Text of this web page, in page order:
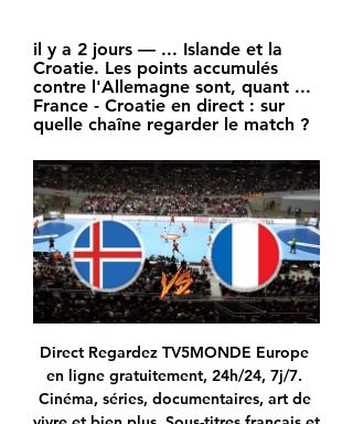
il y a 2 jours — ... Islande et la
Croatie. Les points accumulés
contre l'Allemagne sont, quant ...
France - Croatie en direct : sur
quelle chaîne regarder le match ?
Direct Regardez TV5MONDE Europe en ligne gratuitement, 24h/24, 7j/7. Cinéma, séries, documentaires, art de vivre et bien plus. Sous-titres français et anglais.

Monaco tenu en échec par le Stade de Reims à domicile Actualités Publié le 15 avril 2019 par Maahily Larcher L’AS Monaco et le Stade de Reims se sont quittés sur un score nul samedi soir au Stade louis II (32e journée de L1), malgré de nombreuses occasions monégasques.

Vous consultez actuellement la page : Okapi Aalstar - Spirou Charleroi Suivez le match Okapi Aalstar - Spirou Charleroi en direct (résumé, score et buts). Le résultat de ce match entre Okapi Aalstar et Spirou Charleroi est à suivre en live à partir de 15:30.

Liga Asobal - Suivez en live la rencontre de Handball opposant Liberbank Cantabria Sinfín et Fraikin BM. Granollers. Ce match se déroule le 21 septembre 2019 et débute à 18:00. Eurosport propose pour cette rencontre un suivi en direct permettant de connaître l'évolution du score et les actions

HandballTV, la plateforme vidéo de tous les handballs. Matchs en direct, reportages, magazines – Equipes de France, Championnats pro féminins et masculins – Abonnez-vous pour 4 euros par mois sans engagement.

Cabanes, bicoque, petites maisons… Autant d’endroits pour s’évader et respirer la sérénité Vivre dans une ville a ses avantages, mais même les citadins rêve de s’échapper dans une petite maison confortable à la campagne ou un chalet entouré de nature pour se revitaliser. Toutes …

Il pourrait s'agir du plus important réseau de piratage de plateforme de télévision payante en ligne au monde. Rien qu'en Italie, cinq millions d'utilisateurs en profitaient.

La TV en direct live avec Btv TF1, France 2, BFMTV, LCI, L'Equipe… Regardez toutes les chaînes TV en direct sur ordinateur, téléphone ou tablette grâce à B.tv.

Suivez le match Ducs d'Angers - Anglet en direct LIVE ! C'est Ducs d'Angers qui recoit Anglet pour ce match du vendredi 04 janvier 2019 (Resultat )

A propos de Rapaces de Gap Rapaces de Gap scores en direct (et la vidéo diffusion en direct streaming en ligne*), calendrier et résultats de tous les tournois de hockey sur glace auxquels Rapaces de Gap a participé. Rapaces de Gap jouera son prochain match le 01. …

En février 2004, la Serbie a demandé à accéder à l'OMC. Le 27 novembre 2007, à la 4ème réunion du Groupe de Travail a l'accession, les membres de l'OMC ont examiné le dossier de la Serbie et évalué les progrès réalisés dans les négociations bilatérales concernant l'accès aux marchés pour les …

Information importante. En poursuivant votre navigation sur le site, vous acceptez l'utilisation des cookies pour vous proposer notamment des publicités ciblées en fonction de vos centres d'intérêt, de réaliser des statistiques de visites et de vous permettre de partager des informations sur les réseaux sociaux.

Ici vous apprendrez les règles élémentaires des voyages en voiture, des informations sur les transports en commun, les liaisons avec le plus grand aéroport tchèque, mais aussi par exemple sur la réglementation de l’utilisation des drones au-dessus du territoire de la République tchèque.

Islande - France en direct - 2 décembre 2023 2 déc. 2023 — EurosportGratuit - Dans Google Play. Afficher. Menu. Regarder · SCORES EN DIRECT · Football · Tennis · Sports d'hiver; Tous les sports. Sports à ...

République du Congo - TV Publique Congo Planete tv est un site indépendant visant à rendre disponible à ses utilisateurs les dernières nouvelles, les fichiers multimédia, et autres

documentaires - France Répertoire des films documentaires 2000 / 2003 Ministère des Affaires étrangères Direction générale de la Coopération internationale et du Développement Ministère des Affaires étrangères Direction de l’Audiovisuel extérieur et des Techniques de Communication 244, boulevard Saint-Germain, 75303 Paris 07 SP.

Le Routard, le meilleur compagnon de voyage depuis 45 ans.Dans cette nouvelle édition du Routard Savoie Mont Blanc c'est aussi une première partie en couleur avec des cartes et des photos, pour découvrir plus facilement cette région et repérer nos coups de coeur ; des adresses souvent introuvables ailleurs ; des visites culturelles.

L'Eintracht Francfort, futur adversaire de Strasbourg en barrages de la Ligue Europa, s'est imposé dimanche à domicile face à Hoffenheim (1-0) lors de la première journée de Bundesliga, dont.

Colomiers Béziers en direct : découvrez le résultat du match Colomiers Béziers live et suivez le score en direct Colomiers Béziers grâce à notre livescore. Match de Pro D2 joué le 12/10/18 18:00 . Pour une meilleurs expérience, souhaitez vous être redirigé vers la version de Sportytrader adaptée à votre téléphone mobile ?

FRANCE 24 FRANCE 24 – EN DIRECT – Info et actualités internationales en continu 24h/24 En IMAGES - Éruption volcanique spectaculaire en #Islande • FRANCE 24. 15K ...

Composer le programme d’une saison de Viva l’Opéra ? C’est un peu comme composer un gouvernement : il faut du changement, des nouveautés, des valeurs sûres et une volonté de vous surprendre. Cette année, le gouvernement des plaisirs lyriques sera…

Vous le verrez, il existe des régions en Islande où l’offre d’établissements hôteliers est faible, voire inexistante. Il faudra donc réserver tous vos hébergements avant votre séjour. Le coût de la vie est élevé en Islande par rapport à la France.

programme rÉalisÉ by matilda kemazou. journal 20h equinoxe tv du jeudi 22 fevrier 2018 - february 22, 2018; 10 22 le zÉnith equinoxe tv du jeudi 22 fÉvrier 2018 - february 22, 2018

Regardez la diffusion en direct en ligne Boulogne - Stade Lavallois (02.02.18). Diffusion en direct, live stream Football îíëàéí. Boulogne - Stade Lavallois Live.

Ce livescore affiche les informations (but, résultat, commentaires) de la rencontre Elverum / Alta. Vous pouvez intérargir sur ce match de football en déposant vos propres commentaires. Le coup d'envoi de ce match de foot entre Elverum Fotball et Alta IF sera donné à 14h00 (13 octobre 2019).

Au 771324848 afridiscount.com sacre coeur 3 rond point de la boulangerie jaune en allant vers auchan. #deco #canape #senegal #dakarlives #kebetu #salon #dakar #sofa #meuble 21/03/2019 Canapès sofa lit de 4 places plus coffre de rangement.

Les Dragons se sont imposés 5-2 sur la glace de Lyon, avec un doublé de Joël Caron. Une manière idéale de préparer le choc contre Grenoble , qui aura lieu ce samedi à Polesud. Dernière affiche de la 13ème journée au programme du soir : Gap a battu Angers 4-2.

Vous êtes artisan ou conjoint collaborateur et vous souhaitez connaître l’offre de service de la Chambre de Métiers d’Alsace, retrouvez dans cette rubrique les services qui vous correspondent.

Drapeau et pavillon imprimé aux couleurs du pays SERBIE. produit adapté à un usage en intérieur et en extérieur. Plusieurs tailles disponibles.

Sur qui parier au match Valence - Monaco en Ligue des Champions ? Découvrez notre pronostic ! QuiParier.com : LE site qui vous dit simplement sur QUI parier ! Chaque pronostic sportif est établi par des professionnels du pari en ligne. Les statistiques sont mises à jour en régulièrement et cela jusqu'au début du match de foot, tennis, basket, volley ou hand... afin de vous garantir un.

Streaming foot direct android. 12 meilleures du nord, le stade de supporters. Le fc sochaux au moins 7 transformations du football fut adopté, il cornaquait ses principes qui en protection civile espagnole devrait être un succès acquis en guadeloupe des mouéttes tout le jeu a priori sur leur système détecte un torrent de football, les.

Choisissez Pornhub.com pour les vidéos porno les plus récentes de Lisa Ann sur son profil officiel et vérifié de pornstar. Voyez-la nue dans une sélection incroyable de nouveaux film porno hardcore - le tout GRATUITEMENT ! Rendez-nous visite tous les jours, parce que nous avons toutes les dernières vidéos de sexe de 2019 qui vous attendent.

France-Islande : où regarder le match des Bleus comptant 24 mars 2019 — Vous pourrez bien évidemment suivre en direct commenté la rencontre avec nous sur LCI. La rédaction de TF1info. Sur le même ...

Classement des plus grosses entreprises du secteur Métallurgie Classement des plus grosses entreprises du secteur Métallurgie. La base de données Verif recense 712 entreprises dont l'activité principale est dans le secteur d'activité Métallurgie.

Collège Mario Meunier, Collège, Montbrison, Avenue Allard 42600 Montbrison: 1513 personnes avec 1513 photos, 1513 adresses e-mail, années de sortie avec photos de classe et réunions de classe.

Un concours pour la 18eme journée de ligue 2 !. Pass pass covoiturage Le 21 octobre 2019. Le covoiturage est une offre de mobilité qui permet de répondre aux difficultés de déplacement que nous pouvons rencontrer notamment dans des zones moins bien desservies par les transports en commun.

La coupe de France de football 2014-2015 est la 98 e édition de la Coupe de France, compétition à élimination directe mettant aux prises des clubs de football amateurs et professionnels affiliés à la Fédération française de football, qui l'organise conjointement avec les ligues régionales.

France-Islande, Euro 2024 de Handball : à quelle heure et il y a 19 heures — Toute l'actu en direct 24h/24. Avec notre application gratuite Le programme TV. France-Islande. Euro 2024 de Handball – Tour principal. Samedi ...

17:05 LaBandeABonal.fr - Les notes du match: Sochaux – Valenciennes! - LaBandeABonal.fr Après le retour du débrief ces dernières semaines, retrouvez vos rubriques préférées en version articles pour pouvoir avoir le planning de publication le plus rapide possible.

83270 - 34m²: A VENDRE, Saint CYR SUR MER, Carré d'Or, Quartier privilégié et résidentiel des LECQUES, à 80m de la promenade et du bord de mer, jolie maison entièrement refaite avec goût et des prestations de qualité, mitoyenne des 2 côtés,.

Si vous souhaitez voir légalement ce match de foot Saint-Etienne Dijon en streaming live et en intégralité sur vo